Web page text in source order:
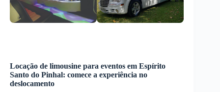
Locação de limousine para eventos em Espírito
Santo do Pinhal: comece a experiência no
deslocamento